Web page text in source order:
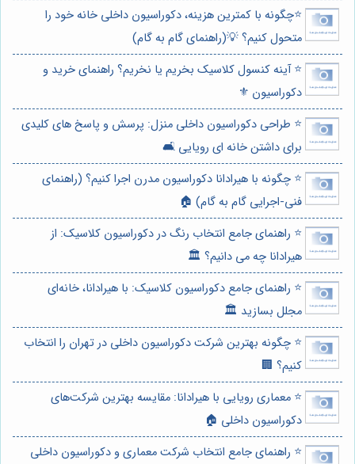
⭐️چگونه با کمترین هزینه، دکوراسیون داخلی خانه خود را
متحول کنیم؟ 💡(راهنمای گام به گام)
⭐️ آینه کنسول کلاسیک بخریم یا نخریم؟ راهنمای خرید و
دکوراسیون ⚜️
⭐️ طراحی دکوراسیون داخلی منزل: پرسش و پاسخ های کلیدی
برای داشتن خانه ای رویایی 🛋️
⭐️ چگونه با هیرادانا دکوراسیون مدرن اجرا کنیم؟ (راهنمای
فنی-اجرایی گام به گام) 🏠
⭐️ راهنمای جامع انتخاب رنگ در دکوراسیون کلاسیک: از
هیرادانا چه می دانیم؟ 🏛️
⭐️ راهنمای جامع دکوراسیون کلاسیک: با هیرادانا، خانه‌ای
مجلل بسازید 🏛️
⭐️ چگونه بهترین شرکت دکوراسیون داخلی در تهران را انتخاب
کنیم؟ 🏢
⭐️ معماری رویایی با هیرادانا: مقایسه بهترین شرکت‌های
دکوراسیون داخلی 🏠
⭐️ راهنمای جامع انتخاب شرکت معماری و دکوراسیون داخلی